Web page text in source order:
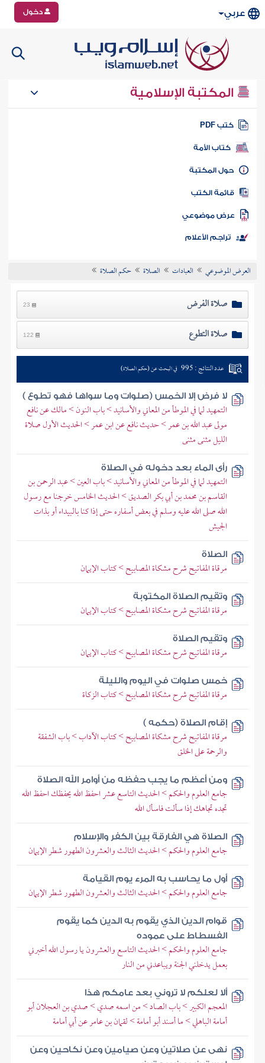
عربي دخول
المكتبة الإسلامية
كتب PDF
كتاب الأمة
المكتبة
الكتب
موضوعي
تراجم الأعلام
العرض الموضوعي العبادات الصلاة حكم الصلاة
صلاة الفرض 23
صلاة التطوع 122
عدد النتائج : 995 في البحث عن (حكم الصلاة)
لا فرض إلا الخمس (صلوات وما سواها فهو تطوع )
التمهيد لما في الموطأ من المعاني والأسانيد > باب النون > مالك عن نافع
مولى عبد الله بن عمر > حديث نافع عن ابن عمر > الحديث الأول صلاة
الليل مثنى مثنى
رأى الماء بعد دخوله في الصلاة
التمهيد لما في الموطأ من المعاني والأسانيد > باب العين > عبد الرحمن بن
القاسم بن محمد بن أبي بكر الصديق > الحديث الخامس خرجنا مع رسول
الله صلى الله عليه وسلم في بعض أسفاره حتى إذا كنا بالبيداء أو بذات
الجيش
الصلاة
مرقاة المفاتيح شرح مشكاة المصابيح > كتاب الإيمان
وتقيم الصلاة المكتوبة
مرقاة المفاتيح شرح مشكاة المصابيح > كتاب الإيمان
وتقيم الصلاة
مرقاة المفاتيح شرح مشكاة المصابيح > كتاب الإيمان
خمس صلوات في اليوم والليلة
مرقاة المفاتيح شرح مشكاة المصابيح > كتاب الزكاة
إقام الصلاة (حكمه )
مرقاة المفاتيح شرح مشكاة المصابيح > كتاب الآداب > باب الشفقة
والرحمة على الخلق
ومن أعظم ما يجب حفظه من أوامر الله الصلاة
جامع العلوم والحكم > الحديث التاسع عشر احفظ الله يحفظك احفظ الله
تجده تجاهك إذا سألت فاسأل الله
الصلاة هي الفارقة بين الكفر والإسلام
جامع العلوم والحكم > الحديث الثالث والعشرون الطهور شطر الإيمان
أول ما يحاسب به المرء يوم القيامة
جامع العلوم والحكم > الحديث الثالث والعشرون الطهور شطر الإيمان
قوام الدين الذي يقوم به الدين كما يقوم
الفسطاط على عموده
جامع العلوم والحكم > الحديث التاسع والعشرون يا رسول الله أخبرني
بعمل يدخلني الجنة ويباعدني من النار
ألا لعلكم لا تروني بعد عامكم هذا
المعجم الكبير > باب الصاد > من اسمه صدي > صدي بن العجلان أبو
أمامة الباهلي > ما أسند أبو أمامة > لقمان بن عامر عن أبي أمامة
نهى عن صلاتين وعن صيامين وعن نكاحين وعن